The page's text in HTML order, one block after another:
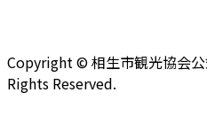
Copyright © 相生市観光協会
Rights Reserved.